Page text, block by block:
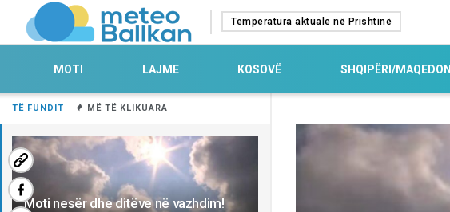
TË FUNDIT MË TË KLIKUARA
Moti nesër dhe ditëve në vazhdim!
Temperatura aktuale në Prishtinë
MOTI LAJME KOSOVË SHQIPËRI/MAQEDONI